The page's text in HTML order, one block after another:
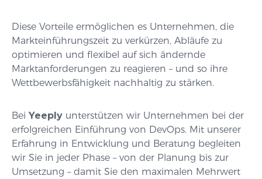
Diese Vorteile ermöglichen es Unternehmen, die
Markteinführungszeit zu verkürzen, Abläufe zu
optimieren und flexibel auf sich ändernde
Marktanforderungen zu reagieren – und so ihre
Wettbewerbsfähigkeit nachhaltig zu stärken.
Bei Yeeply unterstützen wir Unternehmen bei der
erfolgreichen Einführung von DevOps. Mit unserer
Erfahrung in Entwicklung und Beratung begleiten
wir Sie in jeder Phase – von der Planung bis zur
Umsetzung – damit Sie den maximalen Mehrwert